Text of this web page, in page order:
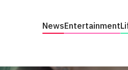
NewsEntertainment